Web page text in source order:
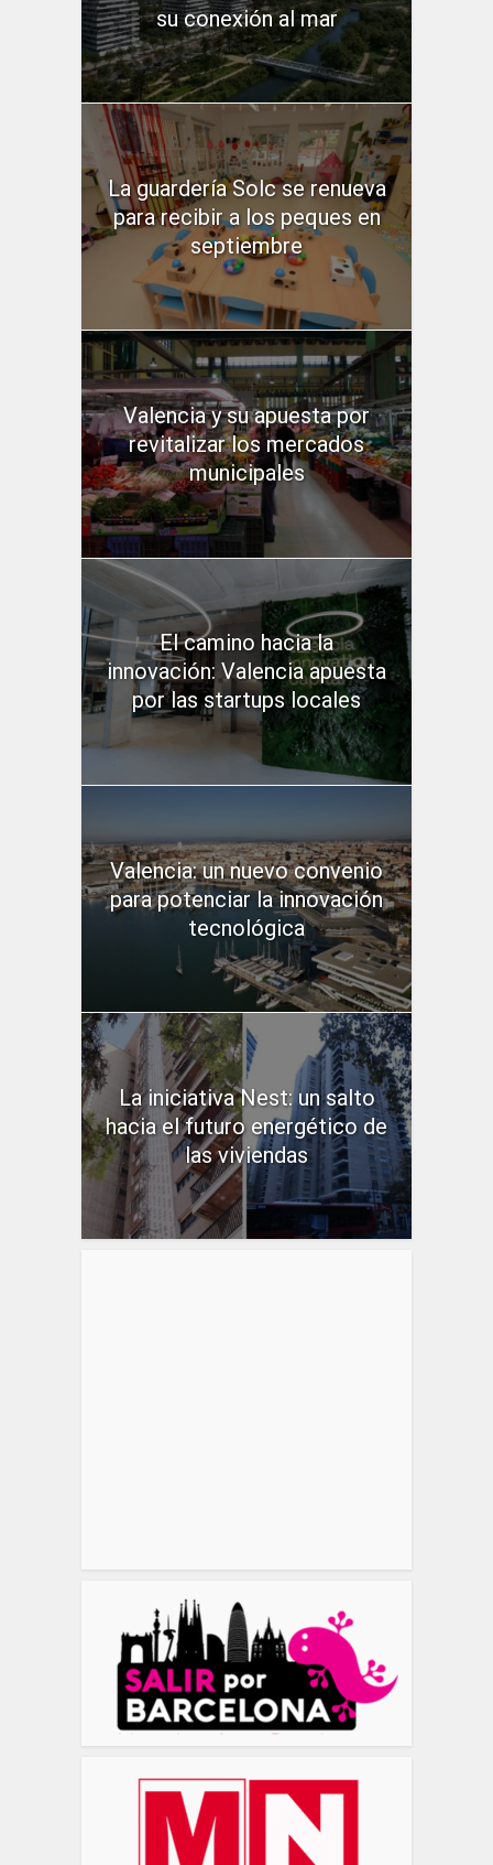
su conexión al mar
La guardería Solc se renueva
para recibir a los peques en
septiembre
Valencia y su apuesta por
revitalizar los mercados
municipales
El camino hacia la
innovación: Valencia apuesta
por las startups locales
Valencia: un nuevo convenio
para potenciar la innovación
tecnológica
La iniciativa Nest: un salto
hacia el futuro energético de
las viviendas